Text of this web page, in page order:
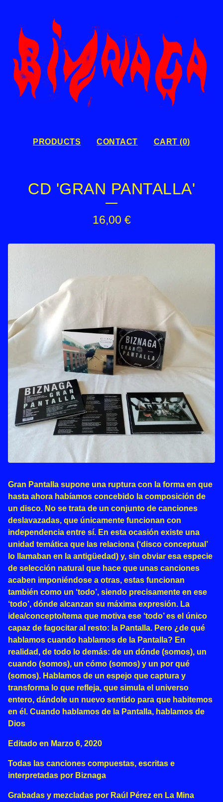
PRODUCTS CONTACT CART (0)
CD 'GRAN PANTALLA'
16,00 €
Gran Pantalla supone una ruptura con la forma en que
hasta ahora habíamos concebido la composición de
un disco. No se trata de un conjunto de canciones
deslavazadas, que únicamente funcionan con
independencia entre sí. En esta ocasión existe una
unidad temática que las relaciona (‘disco conceptual’
lo llamaban en la antigüedad) y, sin obviar esa especie
de selección natural que hace que unas canciones
acaben imponiéndose a otras, estas funcionan
también como un ‘todo’, siendo precisamente en ese
‘todo’, dónde alcanzan su máxima expresión. La
idea/concepto/tema que motiva ese ‘todo’ es el único
capaz de fagocitar al resto: la Pantalla. Pero ¿de qué
hablamos cuando hablamos de la Pantalla? En
realidad, de todo lo demás: de un dónde (somos), un
cuando (somos), un cómo (somos) y un por qué
(somos). Hablamos de un espejo que captura y
transforma lo que refleja, que simula el universo
entero, dándole un nuevo sentido para que habitemos
en él. Cuando hablamos de la Pantalla, hablamos de
Dios
Editado en Marzo 6, 2020
Todas las canciones compuestas, escritas e
interpretadas por Biznaga
Grabadas y mezcladas por Raúl Pérez en La Mina